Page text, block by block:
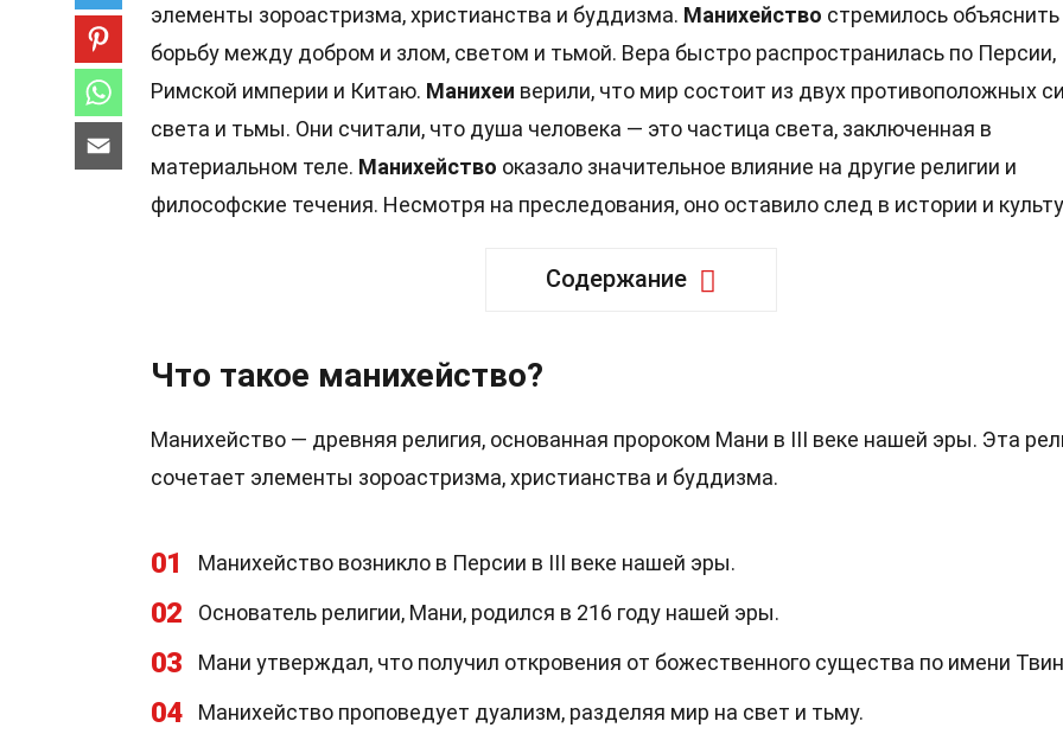
элементы зороастризма, христианства и буддизма. Манихейство стремилось объяснить
борьбу между добром и злом, светом и тьмой. Вера быстро распространилась по Персии,
Римской империи и Китаю. Манихеи верили, что мир состоит из двух противоположных
света и тьмы. Они считали, что душа человека — это частица света, заключенная в
материальном теле. Манихейство оказало значительное влияние на другие религии и
философские течения. Несмотря на преследования, оно оставило след в истории и
Содержание
Что такое манихейство?
Манихейство — древняя религия, основанная пророком Мани в III веке нашей эры. Эта
сочетает элементы зороастризма, христианства и буддизма.
01 Манихейство возникло в Персии в III веке нашей эры.
02 Основатель религии, Мани, родился в 216 году нашей эры.
03 Мани утверждал, что получил откровения от божественного существа по имени
04 Манихейство проповедует дуализм, разделяя мир на свет и тьму.